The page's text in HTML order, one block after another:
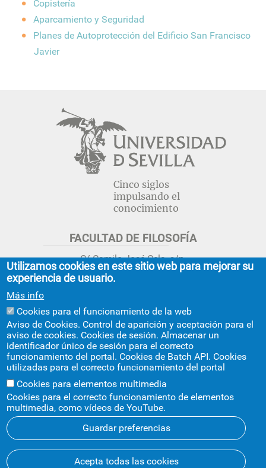
Copistería
Aparcamiento y Seguridad
Planes de Autoprotección del Edificio San Francisco
Javier
Cinco siglos
impulsando el
conocimiento
FACULTAD DE FILOSOFÍA
C/ Camilo José Cela, s/n.
Sevilla 41018.
adminfil@us.es
+info
GRADO ESTUDIOS ASIA ORIENTAL
Avda. Ciudad Jardín, 20-222
Centro Internacional de la US
asiaoriental@us.es
954 55 17 40
© 2026SIC- Universidad de Sevilla
Utilizamos cookies en este sitio web para mejorar su
experiencia de usuario.
Más info
Cookies para el funcionamiento de la web
Aviso de Cookies. Control de aparición y aceptación para el
aviso de cookies. Cookies de sesión. Almacenar un
identificador único de sesión para el correcto
funcionamiento del portal. Cookies de Batch API. Cookies
utilizadas para el correcto funcionamiento del portal
Cookies para elementos multimedia
Cookies para el correcto funcionamiento de elementos
multimedia, como vídeos de YouTube.
Guardar preferencias
Acepta todas las cookies